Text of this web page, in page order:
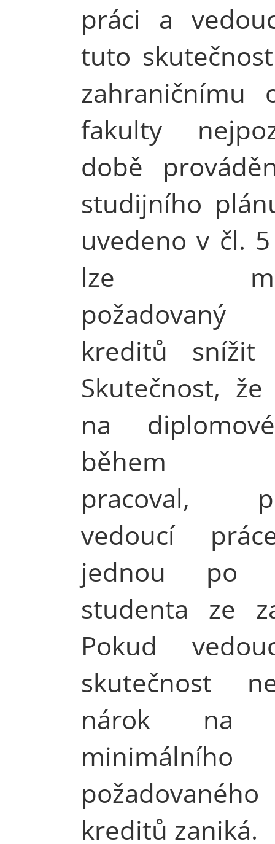
práci a
tuto
zahraničnímu
fakulty
době
studijního
uvedeno v čl.
lze
kreditů
Skutečnost,
na
během
pracoval,
vedoucí
jednou po
studenta ze
Pokud
skutečnost
nárok na
minimálního
kreditů zaniká.